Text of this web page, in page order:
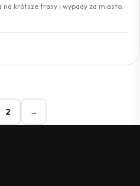
krótsze trasy i wypady za miasto.
2 →